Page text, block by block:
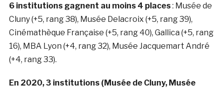
6 institutions gagnent au moins 4 places: Musée de
Cluny (+5, rang 38), Musée Delacroix (+5, rang 39),
Cinémathèque Française (+5, rang 40), Gallica (+5, rang
16), MBA Lyon (+4, rang 32), Musée Jacquemart André
(+4, rang 33).
En 2020, 3 institutions (Musée de Cluny, Musée